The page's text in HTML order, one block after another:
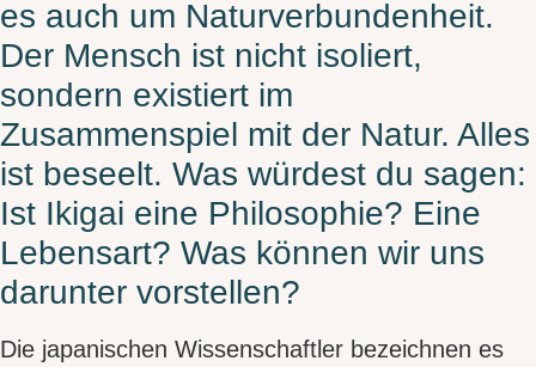
es auch um Naturverbundenheit.
Der Mensch ist nicht isoliert,
sondern existiert im
Zusammenspiel mit der Natur. Alles
ist beseelt. Was würdest du sagen:
Ist Ikigai eine Philosophie? Eine
Lebensart? Was können wir uns
darunter vorstellen?
Die japanischen Wissenschaftler bezeichnen es